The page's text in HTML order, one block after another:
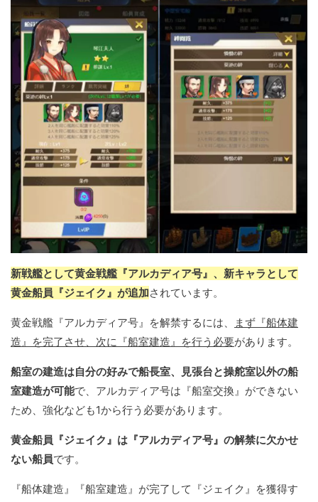
新戦艦として黄金戦艦『アルカディア号』、新キャラとして
黄金船員『ジェイク』が追加されています。
黄金戦艦『アルカディア号』を解禁するには、
まず『船体建
造』を完了させ、次に『船室建造』を行う必要があります。
船室の建造は自分の好みで船長室、見張台と操舵室以外の船
室建造が可能で、アルカディア号は『船室交換』ができない
ため、強化なども1から行う必要があります。
黄金船員『ジェイク』は『アルカディア号』の解禁に欠かせ
ない船員です。
『船体建造』『船室建造』が完了して『ジェイク』を獲得す